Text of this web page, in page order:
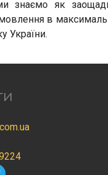
знаємо як
в
України.